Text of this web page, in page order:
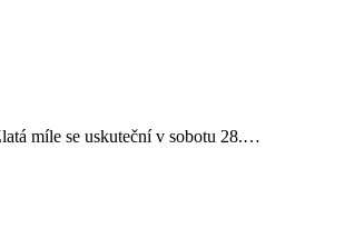
míle se uskuteční v sobotu 28.…